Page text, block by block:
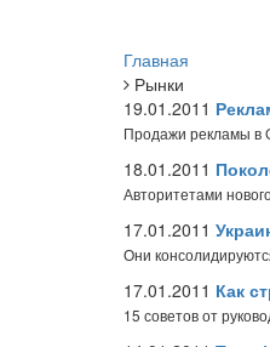
Главная
Рынки
19.01.2011
Продажи рекламы в
18.01.2011
Авторитетами
17.01.2011
Они
17.01.2011 Как
15 советов от